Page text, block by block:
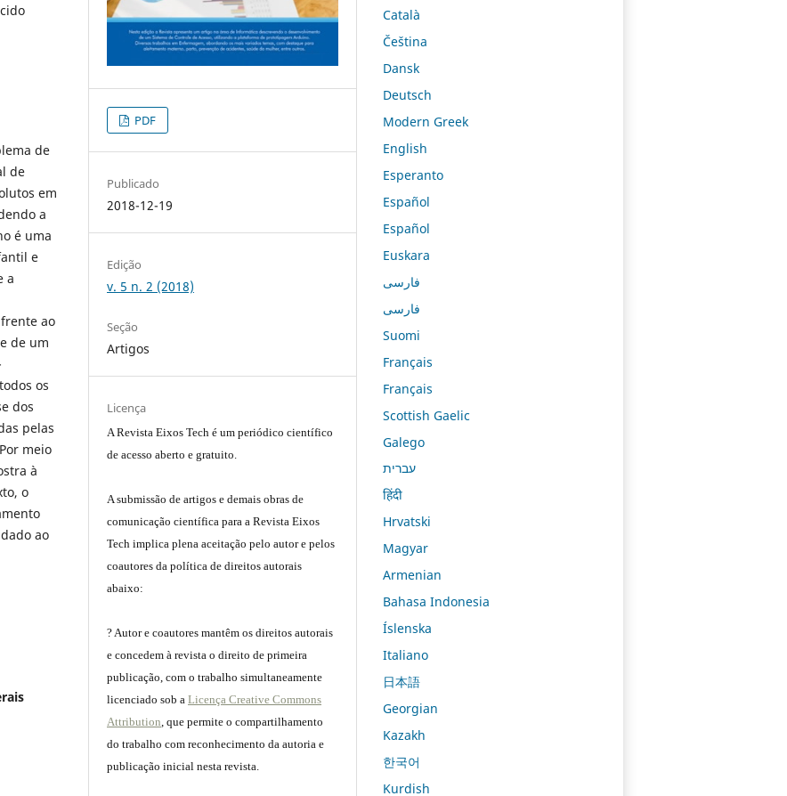
de
de
em
a
é uma
e
a
ao
de um
os
dos
pelas
meio
à
o
ao
PDF
Publicado
2018-12-19
Edição
v. 5 n. 2 (2018)
Seção
Artigos
Licença
A Revista Eixos Tech é um periódico científico
de acesso aberto e gratuito.
A submissão de artigos e demais obras de
comunicação científica para a Revista Eixos
Tech implica plena aceitação pelo autor e pelos
coautores da política de direitos autorais
abaixo:
? Autor e coautores mantêm os direitos autorais
e concedem à revista o direito de primeira
publicação, com o trabalho simultaneamente
licenciado sob aLicença Creative Commons
Attribution, que permite o compartilhamento
do trabalho com reconhecimento da autoria e
publicação inicial nesta revista.
Català
Čeština
Dansk
Deutsch
Modern Greek
English
Esperanto
Español
Español
Euskara
فارسی
فارسی
Suomi
Français
Français
Scottish Gaelic
Galego
עברית
हिंदी
Hrvatski
Magyar
Armenian
Bahasa Indonesia
Íslenska
Italiano
日本語
Georgian
Kazakh
한국어
Kurdish